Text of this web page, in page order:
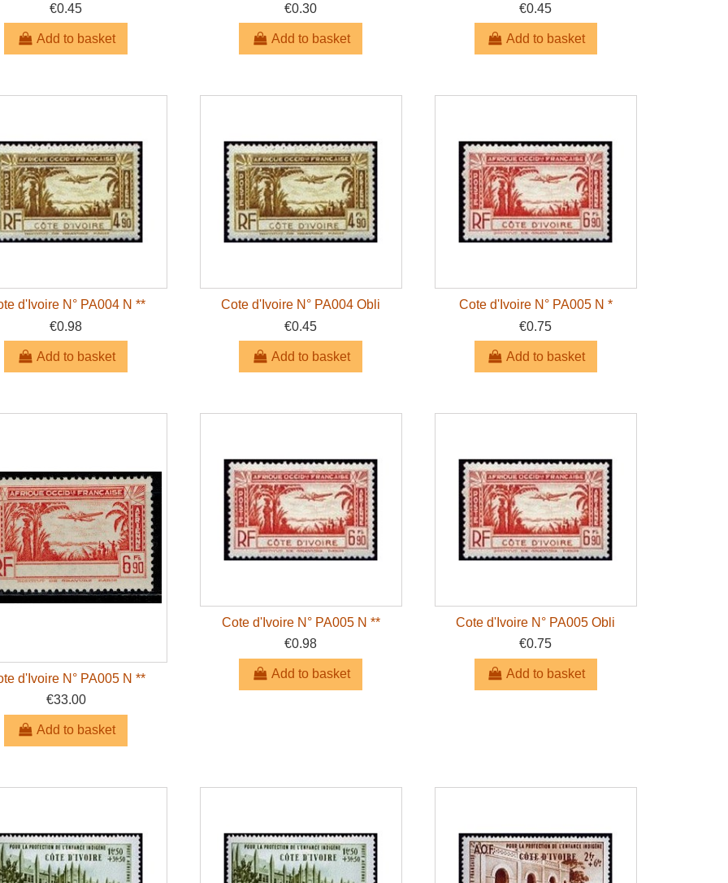
€0.45
Add to basket
€0.30
Add to basket
€0.45
Add to basket
d'Ivoire N° PA004 N **
€0.98
Add to basket
Cote d'Ivoire N° PA004 Obli
€0.45
Add to basket
Cote d'Ivoire N° PA005 N *
€0.75
Add to basket
d'Ivoire N° PA005 N **
€33.00
Add to basket
Cote d'Ivoire N° PA005 N **
€0.98
Add to basket
Cote d'Ivoire N° PA005 Obli
€0.75
Add to basket